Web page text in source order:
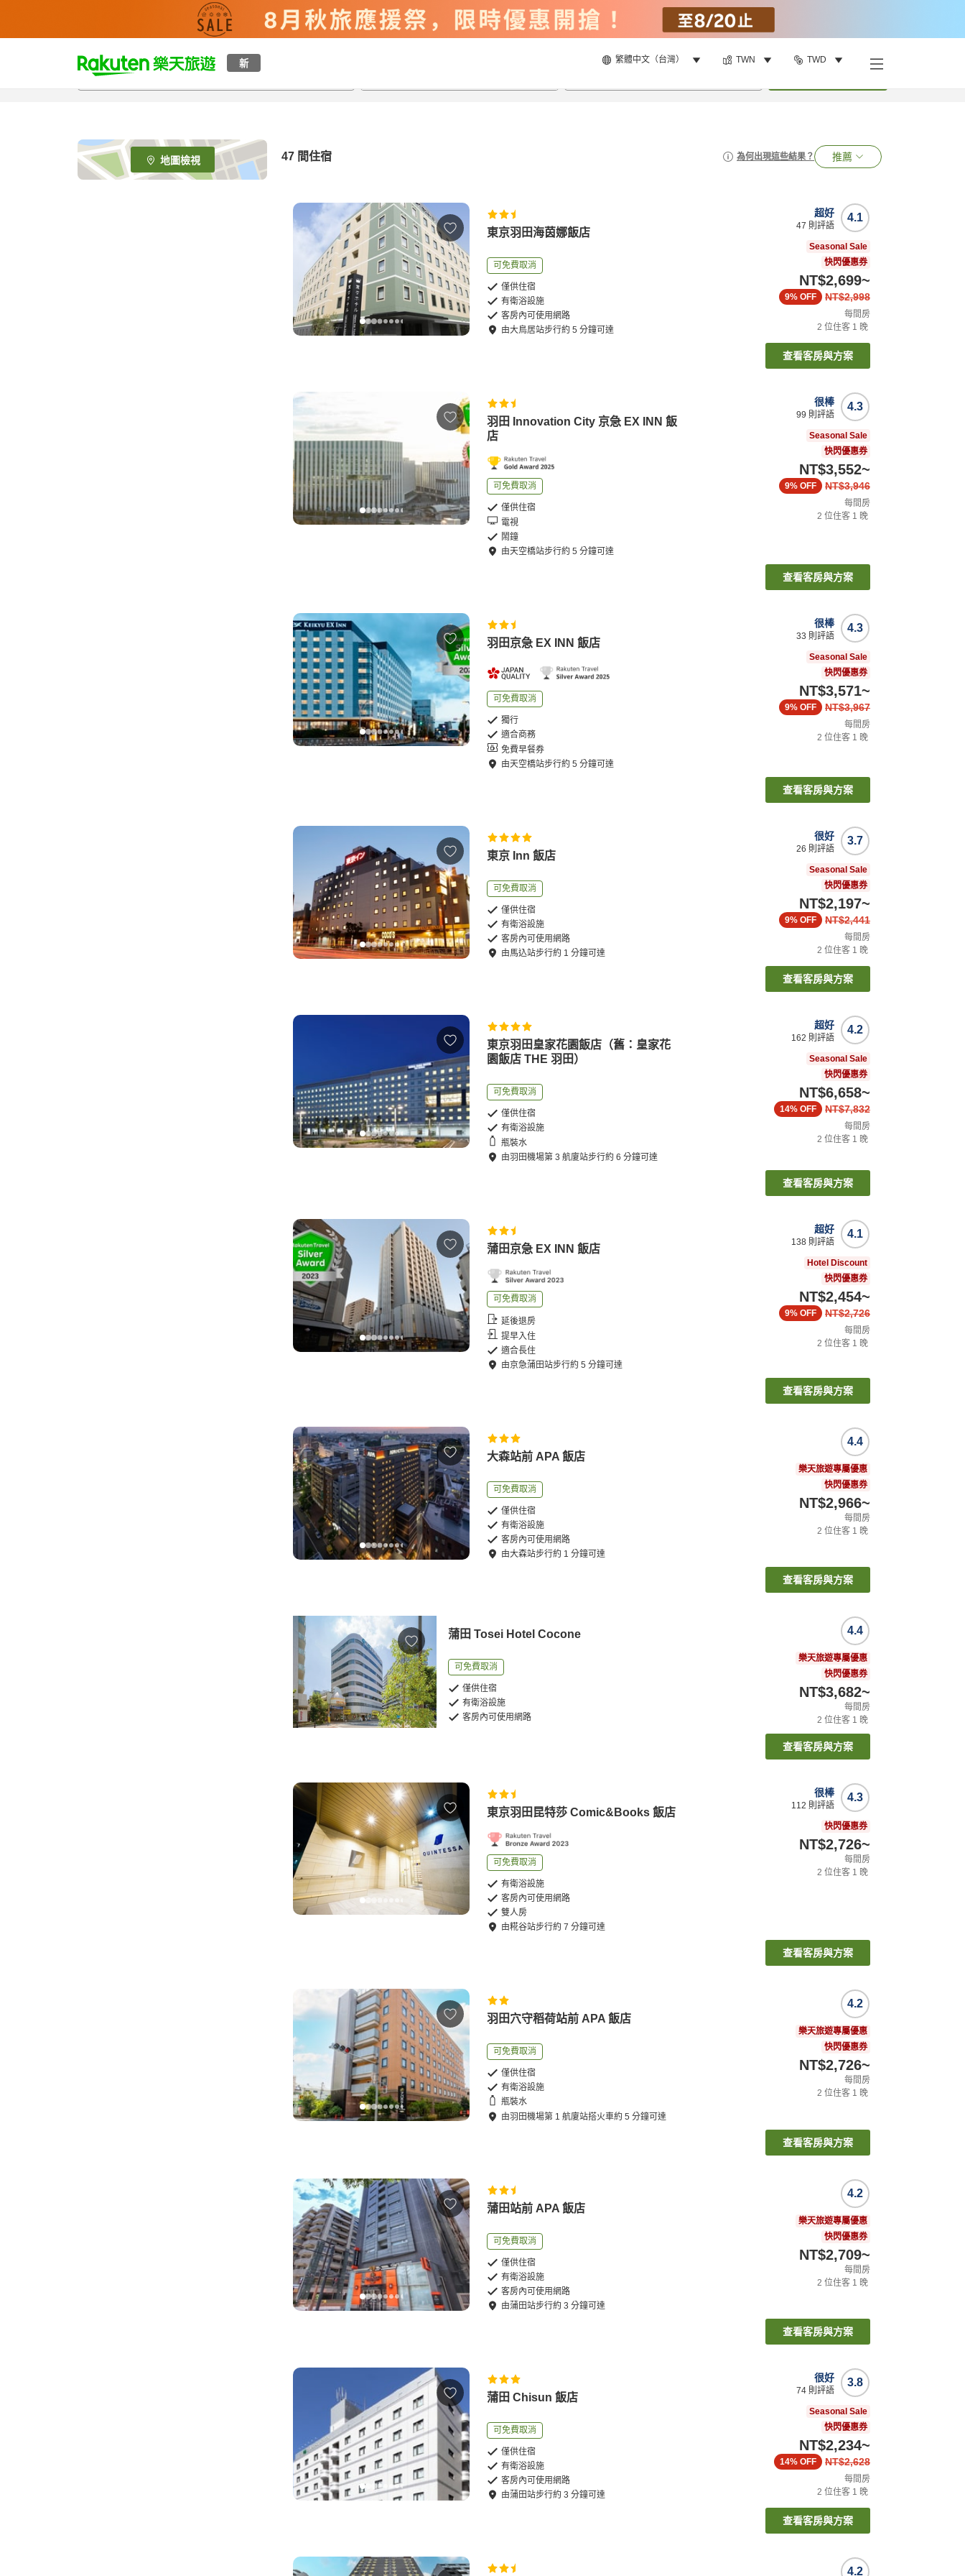
新 繁體中文（台灣） TWN TWD
t
p
e
_
s
地圖檢視 47 間住宿 為何出現這些結果？ 推薦
東京羽田海茵娜飯店
可免費取消
僅供住宿
有衛浴設施
客房內可使用網路
由大鳥居站步行約5 分鐘可達
4.1
超好
47 則評語
Seasonal Sale
快閃優惠券
NT$2,699~
NT$2,998
9% OFF
每間房
2 位住客 1 晚
查看客房與方案
羽田 Innovation City 京急 EX INN 飯
店
可免費取消
僅供住宿
電視
鬧鐘
由天空橋站步行約5 分鐘可達
4.3
很棒
99 則評語
Seasonal Sale
快閃優惠券
NT$3,552~
NT$3,946
9% OFF
每間房
2 位住客 1 晚
查看客房與方案
羽田京急 EX INN 飯店
可免費取消
獨行
適合商務
免費早餐券
由天空橋站步行約5 分鐘可達
4.3
很棒
33 則評語
Seasonal Sale
快閃優惠券
NT$3,571~
NT$3,967
9% OFF
每間房
2 位住客 1 晚
查看客房與方案
東京 Inn 飯店
可免費取消
僅供住宿
有衛浴設施
客房內可使用網路
由馬込站步行約 1 分鐘可達
3.7
很好
26 則評語
Seasonal Sale
快閃優惠券
NT$2,197~
NT$2,441
9% OFF
每間房
2 位住客 1 晚
查看客房與方案
東京羽田皇家花園飯店（舊：皇家花
園飯店 THE 羽田）
可免費取消
僅供住宿
有衛浴設施
瓶裝水
由羽田機場第 3 航廈站步行約6 分鐘可達
4.2
超好
162 則評語
Seasonal Sale
快閃優惠券
NT$6,658~
NT$7,832
14% OFF
每間房
2 位住客 1 晚
查看客房與方案
蒲田京急 EX INN 飯店
可免費取消
延後退房
提早入住
適合長住
由京急蒲田站步行約5 分鐘可達
4.1
超好
138 則評語
Hotel Discount
快閃優惠券
NT$2,454~
NT$2,726
9% OFF
每間房
2 位住客 1 晚
查看客房與方案
大森站前 APA 飯店
可免費取消
僅供住宿
有衛浴設施
客房內可使用網路
由大森站步行約 1 分鐘可達
4.4
樂天旅遊專屬優惠
快閃優惠券
NT$2,966~
每間房
2 位住客 1 晚
查看客房與方案
蒲田 Tosei Hotel Cocone
可免費取消
僅供住宿
有衛浴設施
客房內可使用網路
4.4
樂天旅遊專屬優惠
快閃優惠券
NT$3,682~
每間房
2 位住客 1 晚
查看客房與方案
東京羽田昆特莎 Comic&Books 飯店
可免費取消
有衛浴設施
客房內可使用網路
雙人房
由糀谷站步行約7 分鐘可達
4.3
很棒
112 則評語
快閃優惠券
NT$2,726~
每間房
2 位住客 1 晚
查看客房與方案
羽田穴守稻荷站前 APA 飯店
可免費取消
僅供住宿
有衛浴設施
瓶裝水
由羽田機場第 1 航廈站搭火車約5 分鐘可達
4.2
樂天旅遊專屬優惠
快閃優惠券
NT$2,726~
每間房
2 位住客 1 晚
查看客房與方案
蒲田站前 APA 飯店
可免費取消
僅供住宿
有衛浴設施
客房內可使用網路
由蒲田站步行約3 分鐘可達
4.2
樂天旅遊專屬優惠
快閃優惠券
NT$2,709~
每間房
2 位住客 1 晚
查看客房與方案
蒲田 Chisun 飯店
可免費取消
僅供住宿
有衛浴設施
客房內可使用網路
由蒲田站步行約3 分鐘可達
3.8
很好
74 則評語
Seasonal Sale
快閃優惠券
NT$2,234~
NT$2,628
14% OFF
每間房
2 位住客 1 晚
查看客房與方案
4.2